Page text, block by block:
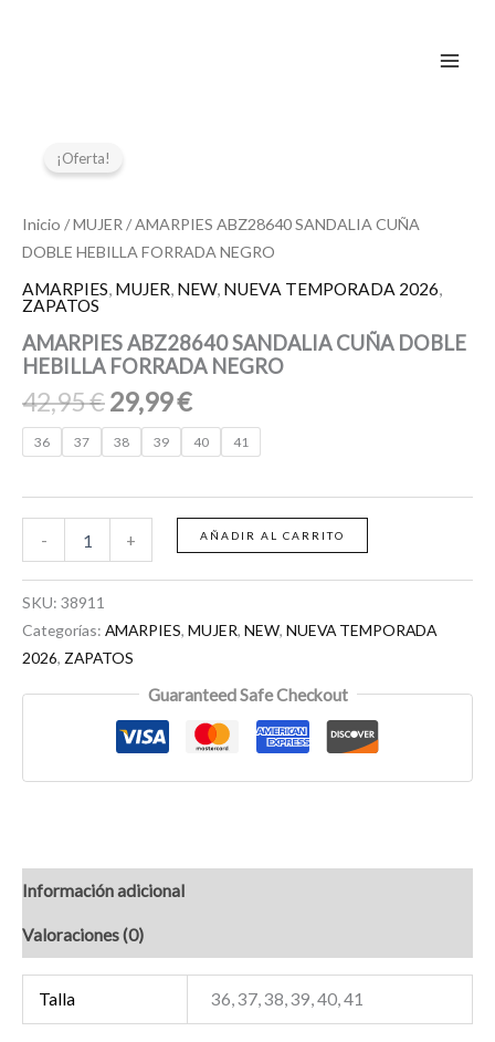
¡Oferta!
Inicio /MUJER / AMARPIES ABZ28640 SANDALIA CUÑA
DOBLE HEBILLA FORRADA NEGRO
AMARPIES, MUJER, NEW, NUEVA TEMPORADA 2026,
ZAPATOS
AMARPIES ABZ28640 SANDALIA CUÑA DOBLE
HEBILLA FORRADA NEGRO
42,95€
era:
42,95 €.
29,99€
es:
29,99 €.
36 37 38 39 40 41
-
ABZ28640
SANDALIA
DOBLE
FORRADA
NEGRO
cantidad
+ AÑADIR AL CARRITO
SKU: 38911
Categorías: AMARPIES, MUJER, NEW, NUEVA TEMPORADA
2026, ZAPATOS
Guaranteed Safe Checkout
Información adicional
Valoraciones (0)
Talla 36, 37, 38, 39, 40, 41